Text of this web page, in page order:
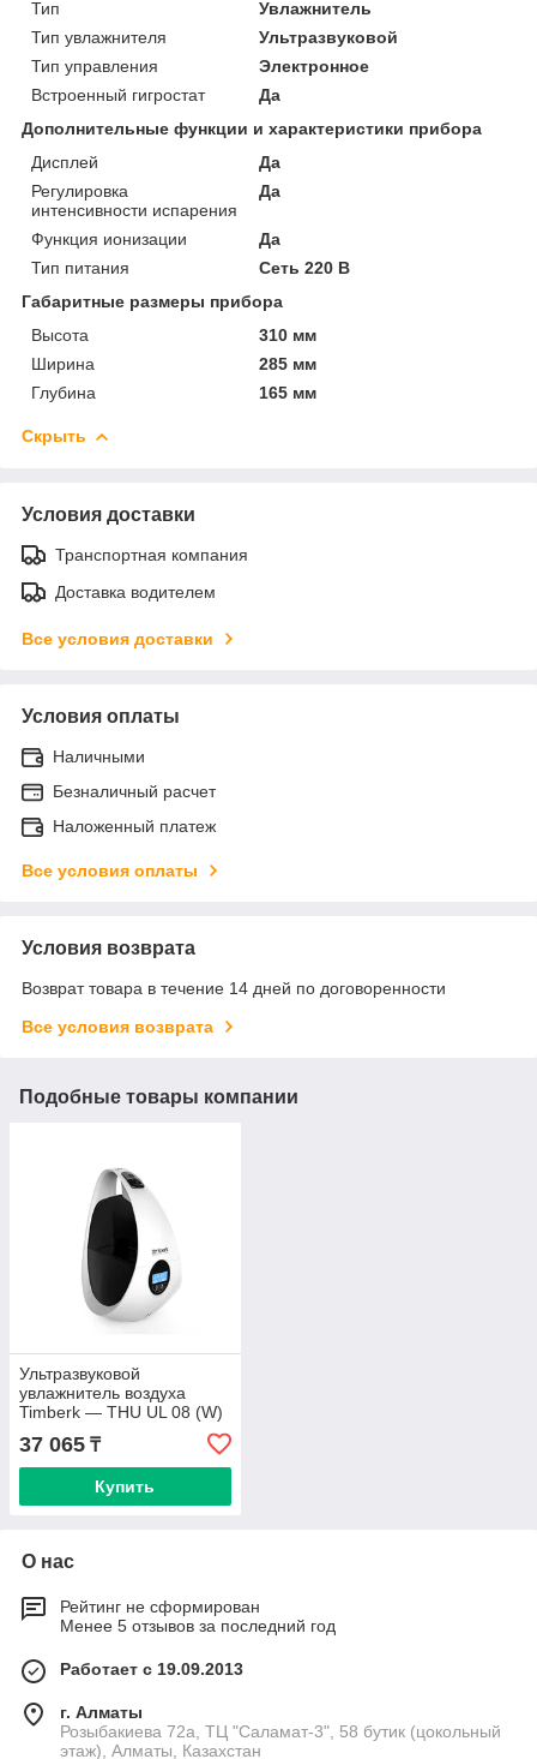
Тип
Увлажнитель
Тип увлажнителя
Ультразвуковой
Тип управления
Электронное
Встроенный гигростат
Да
Дополнительные функции и характеристики прибора
Дисплей
Да
Регулировка
интенсивности испарения
Да
Функция ионизации
Да
Тип питания
Сеть 220 В
Габаритные размеры прибора
Высота
310 мм
Ширина
285 мм
Глубина
165 мм
Скрыть
Условия доставки
Транспортная компания
Доставка водителем
Все условия доставки
Условия оплаты
Наличными
Безналичный расчет
Наложенный платеж
Все условия оплаты
Условия возврата
Возврат товара в течение 14 дней по договоренности
Все условия возврата
Подобные товары компании
Ультразвуковой
увлажнитель воздуха
Timberk — THU UL 08 (W)
(Тимберк)
37 065 ₸
Купить
О нас
Рейтинг не сформирован
Менее 5 отзывов за последний год
Работает с 19.09.2013
г. Алматы
Розыбакиева 72а, ТЦ "Саламат-3", 58 бутик (цокольный
этаж), Алматы, Казахстан